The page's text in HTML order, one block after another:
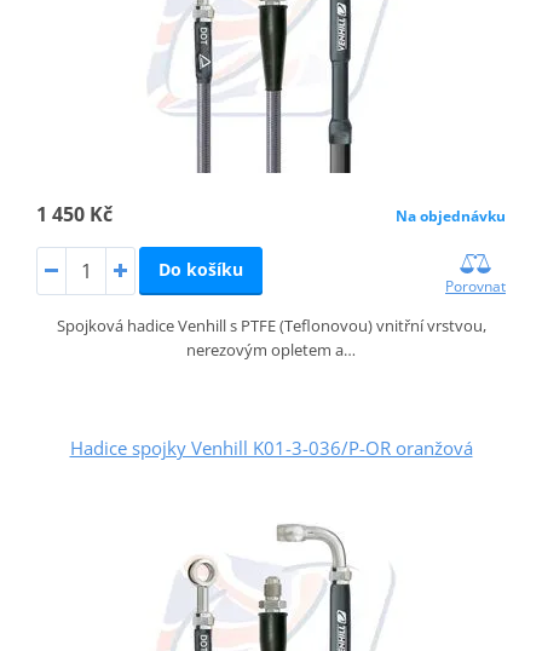
1 450 Kč Na objednávku
Do košíku
Porovnat
Spojková hadice Venhill s PTFE (Teflonovou) vnitřní vrstvou,
nerezovým opletem a…
Hadice spojky Venhill K01-3-036/P-OR oranžová